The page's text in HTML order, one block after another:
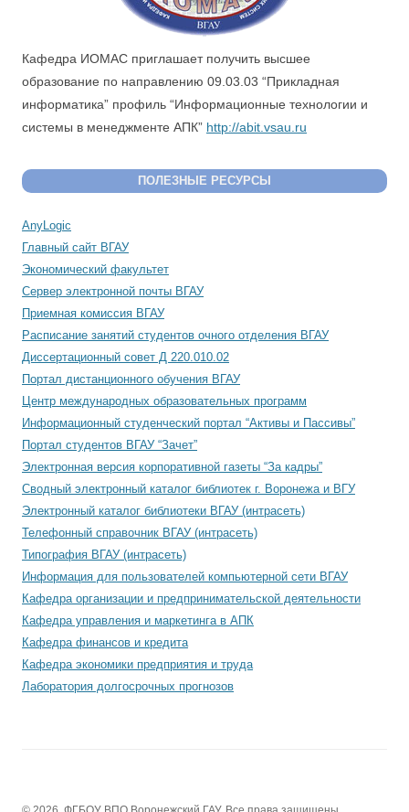
Кафедра ИОМАС приглашает получить высшее
образование по направлению 09.03.03 “Прикладная
информатика” профиль “Информационные технологии и
системы в менеджменте АПК” http://abit.vsau.ru
ПОЛЕЗНЫЕ РЕСУРСЫ
AnyLogic
Главный сайт ВГАУ
Экономический факультет
Сервер электронной почты ВГАУ
Приемная комиссия ВГАУ
Расписание занятий студентов очного отделения ВГАУ
Диссертационный совет Д 220.010.02
Портал дистанционного обучения ВГАУ
Центр международных образовательных программ
Информационный студенческий портал “Активы и Пассивы”
Портал студентов ВГАУ “Зачет”
Электронная версия корпоративной газеты “За кадры”
Сводный электронный каталог библиотек г. Воронежа и ВГУ
Электронный каталог библиотеки ВГАУ (интрасеть)
Телефонный справочник ВГАУ (интрасеть)
Типография ВГАУ (интрасеть)
Информация для пользователей компьютерной сети ВГАУ
Кафедра организации и предпринимательской деятельности
Кафедра управления и маркетинга в АПК
Кафедра финансов и кредита
Кафедра экономики предприятия и труда
Лаборатория долгосрочных прогнозов